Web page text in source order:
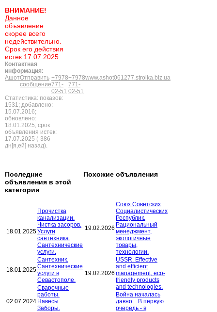
ВНИМАНИЕ!
Данное
объявление
скорее всего
недействительно.
Срок его действия
истек 17.07.2025
Контактная
информация:
АшотОтправить
сообщение
+7978
771-
02-51
+7978
771-
02-51
www.ashot061277.stroika.biz.ua
Статистика: показов:
1531; добавлено:
15.07.2016;
обновлено:
18.01.2025; срок
объявления истек:
17.07.2025 (-386
дн[я,ей] назад).
Последние
объявления в этой
категории
Похожие объявления
18.01.2025
Прочистка
канализации.
Чистка засоров.
Услуги
сантехника.
Сантехнические
услуги.
18.01.2025
Сантехник.
Сантехнические
услуги в
Севастополе.
02.07.2024
Сварочные
работы.
Навесы.
Заборы.
19.02.2026
Союз Советских
Социалистических
Республик.
Рациональный
менеджмент,
экологичные
товары,
технологии.
19.02.2026
USSR. Effective
and efficient
management, eco-
friendly products
and technologies.
Война началась
давно... В первую
очередь - в